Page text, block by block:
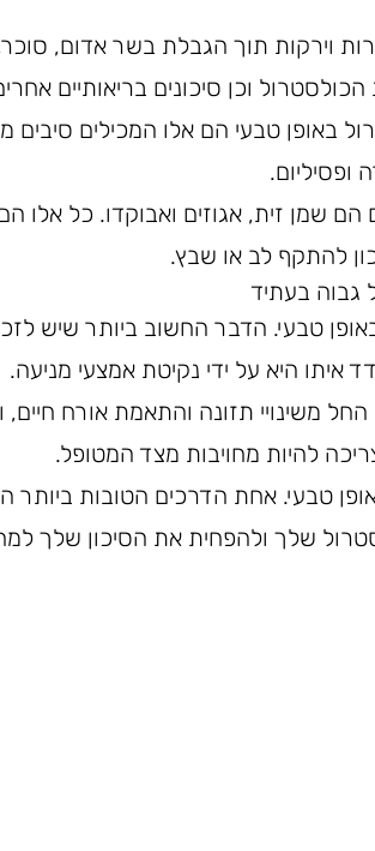
וירקות תוך הגבלת בשר אדום,
וכן סיכונים בריאותיים
באופן טבעי הם אלו המכילים סיבים
ופסיליום.
שמן זית, אגוזים ואבוקדו. כל אלו
להתקף לב או שבץ.
גבוה בעתיד
טבעי. הדבר החשוב ביותר שיש
איתו היא על ידי נקיטת אמצעי מניעה.
משינויי תזונה והתאמת אורח חיים,
להיות מחויבות מצד המטופל.
טבעי. אחת הדרכים הטובות ביותר
שלך ולהפחית את הסיכון שלך